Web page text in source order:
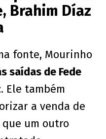
Brahim Díaz
fonte, Mourinho
saídas de Fede
. Ele também
a venda de
que um outro